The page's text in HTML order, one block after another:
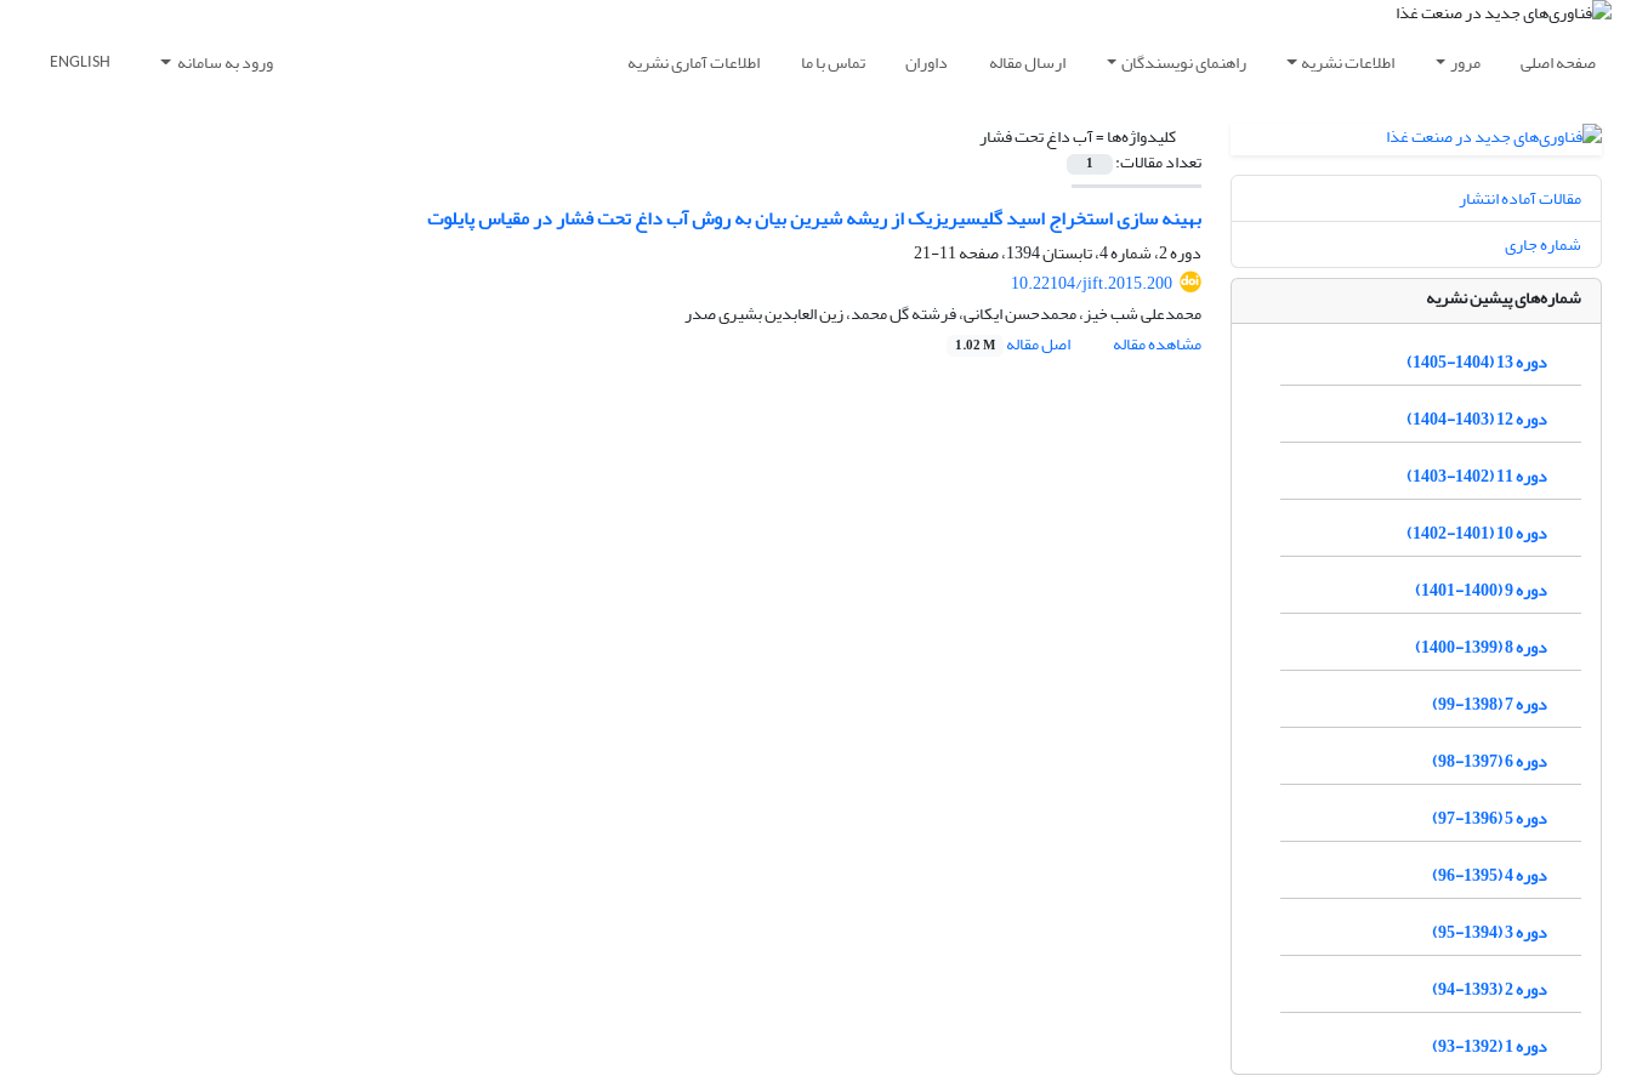
صفحه اصلی مرور اطلاعات نشریه راهنمای نویسندگان ارسال مقاله داوران تماس با ما اطلاعات آماری نشریه ورود به سامانه ENGLISH
کلیدواژه‌ها =آب داغ تحت فشار
تعداد مقالات: 1
بهینه سازی استخراج اسید گلیسیریزیک از ریشه شیرین بیان به روش آب داغ تحت فشار در مقیاس پایلوت
دوره 2، شماره 4، تابستان 1394، صفحه
11-21
10.22104/jift.2015.200
محمدعلی شب خیز، محمدحسن ایکانی، فرشته گل محمد، زین العابدین بشیری صدر
مشاهده مقاله
اصل مقاله 1.02 M
مقالات آماده انتشار
شماره جاری
شماره‌های پیشین نشریه
دوره 13 (1404-1405)
دوره 12 (1403-1404)
دوره 11 (1402-1403)
دوره 10 (1401-1402)
دوره 9 (1400-1401)
دوره 8 (1399-1400)
دوره 7 (1398-99)
دوره 6 (1397-98)
دوره 5 (1396-97)
دوره 4 (1395-96)
دوره 3 (1394-95)
دوره 2 (1393-94)
دوره 1 (1392-93)